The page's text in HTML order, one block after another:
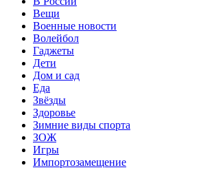
Вещи
Военные новости
Волейбол
Гаджеты
Дети
Дом и сад
Еда
Звёзды
Здоровье
Зимние виды спорта
ЗОЖ
Игры
Импортозамещение